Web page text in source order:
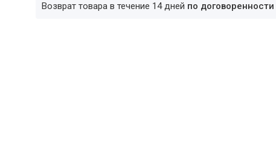
возврат товара в течение 14 дней по договоренности